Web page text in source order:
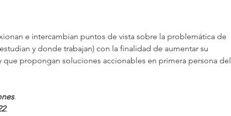
e intercambian puntos de vista sobre la problemática de
y donde trabajan) con la finalidad de aumentar su
propongan soluciones accionables en primera persona del
.
.